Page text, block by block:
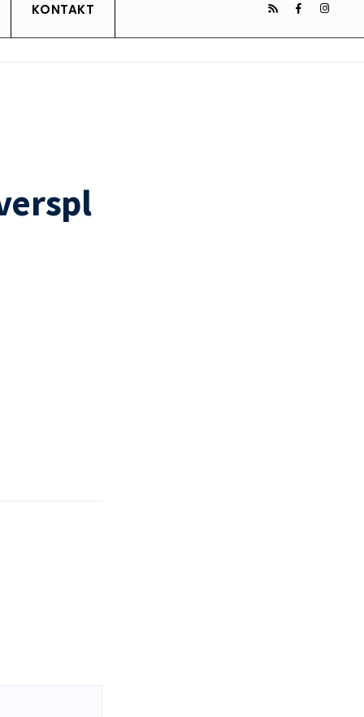
KONTAKT